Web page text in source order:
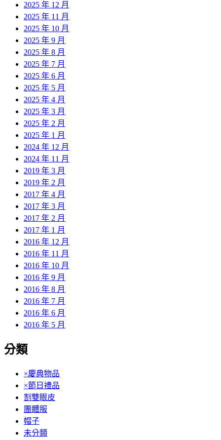
2025 年 12 月
2025 年 11 月
2025 年 10 月
2025 年 9 月
2025 年 8 月
2025 年 7 月
2025 年 6 月
2025 年 5 月
2025 年 4 月
2025 年 3 月
2025 年 2 月
2025 年 1 月
2024 年 12 月
2024 年 11 月
2019 年 3 月
2019 年 2 月
2017 年 4 月
2017 年 3 月
2017 年 2 月
2017 年 1 月
2016 年 12 月
2016 年 11 月
2016 年 10 月
2016 年 9 月
2016 年 8 月
2016 年 7 月
2016 年 6 月
2016 年 5 月
分類
×慶典物品
×節日禮品
割雙眼皮
團體服
帽子
未分類